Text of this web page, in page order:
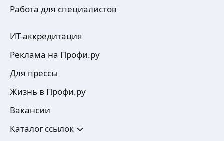
Работа для специалистов
ИТ-аккредитация
Реклама на Профи.ру
Для прессы
Жизнь в Профи.ру
Вакансии
Каталог ссылок